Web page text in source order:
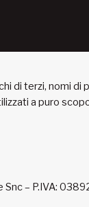
di terzi, nomi
a puro
Snc – P.IVA: